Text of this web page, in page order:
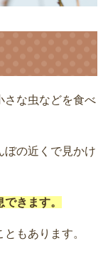
さな虫などを食べ
ぼの近くで見かけ
きます。
もあります。